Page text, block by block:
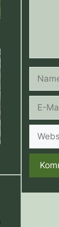
Name